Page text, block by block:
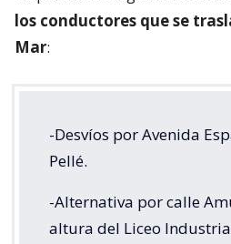
los conductores que se
Mar:
-Desvíos por Avenida
Pellé.
-Alternativa por calle
altura del Liceo